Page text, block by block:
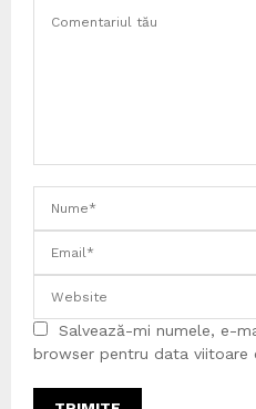
Salvează-mi numele, e-
browser pentru data viitoare